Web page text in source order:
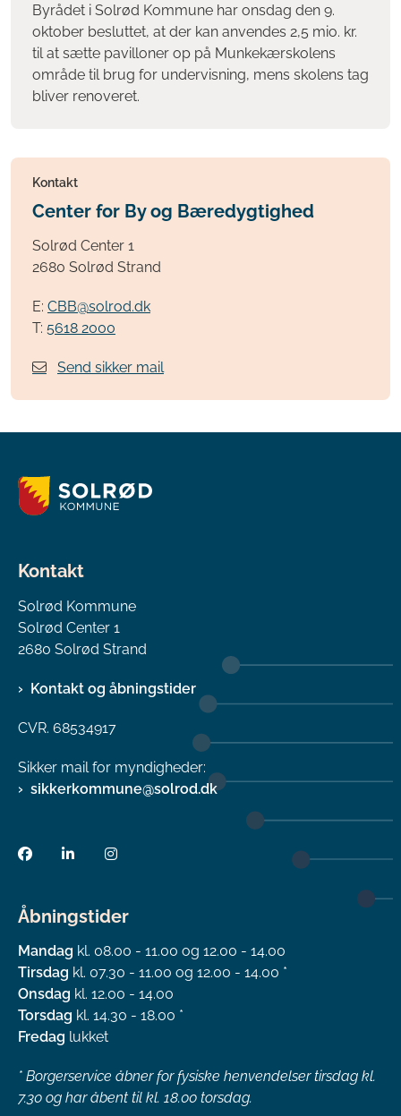
Byrådet i Solrød Kommune har onsdag den 9.
oktober besluttet, at der kan anvendes 2,5 mio. kr.
til at sætte pavilloner op på Munkekærskolens
område til brug for undervisning, mens skolens tag
bliver renoveret.
Kontakt
Center for By og Bæredygtighed
Solrød Center 1
2680 Solrød Strand
E: CBB@solrod.dk
T: 5618 2000
Send sikker mail
Kontakt
Solrød Kommune
Solrød Center 1
2680 Solrød Strand
Kontakt og åbningstider
CVR. 68534917
Sikker mail for myndigheder:
sikkerkommune@solrod.dk
Åbningstider
Mandag kl. 08.00 - 11.00 og 12.00 - 14.00
Tirsdag kl. 07.30 - 11.00 og 12.00 - 14.00 *
Onsdag kl. 12.00 - 14.00
Torsdag kl. 14.30 - 18.00 *
Fredag lukket
* Borgerservice åbner for fysiske henvendelser tirsdag kl.
7.30 og har åbent til kl. 18.00 torsdag.